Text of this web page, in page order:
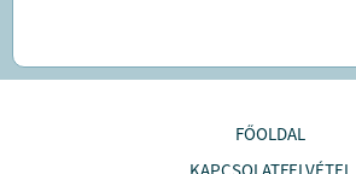
FŐOLDAL